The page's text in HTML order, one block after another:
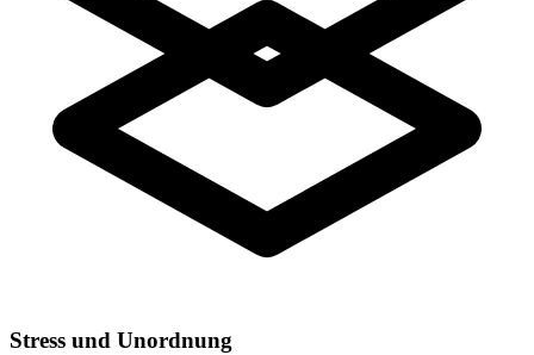
Stress und Unordnung